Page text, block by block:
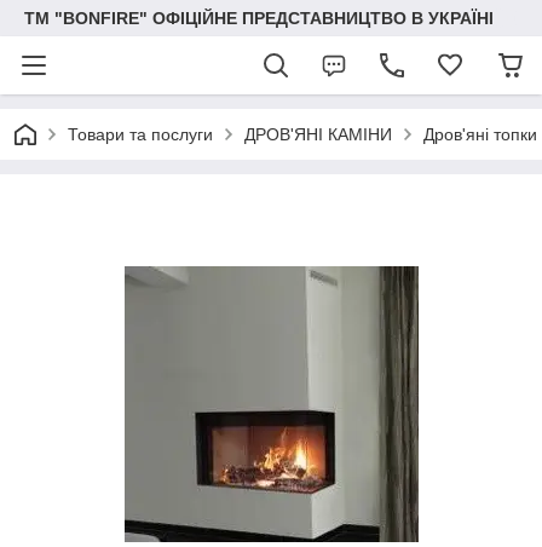
ТМ "BONFIRE" ОФІЦІЙНЕ ПРЕДСТАВНИЦТВО В УКРАЇНІ
Товари та послуги ДРОВ'ЯНІ КАМІНИ Дров'яні